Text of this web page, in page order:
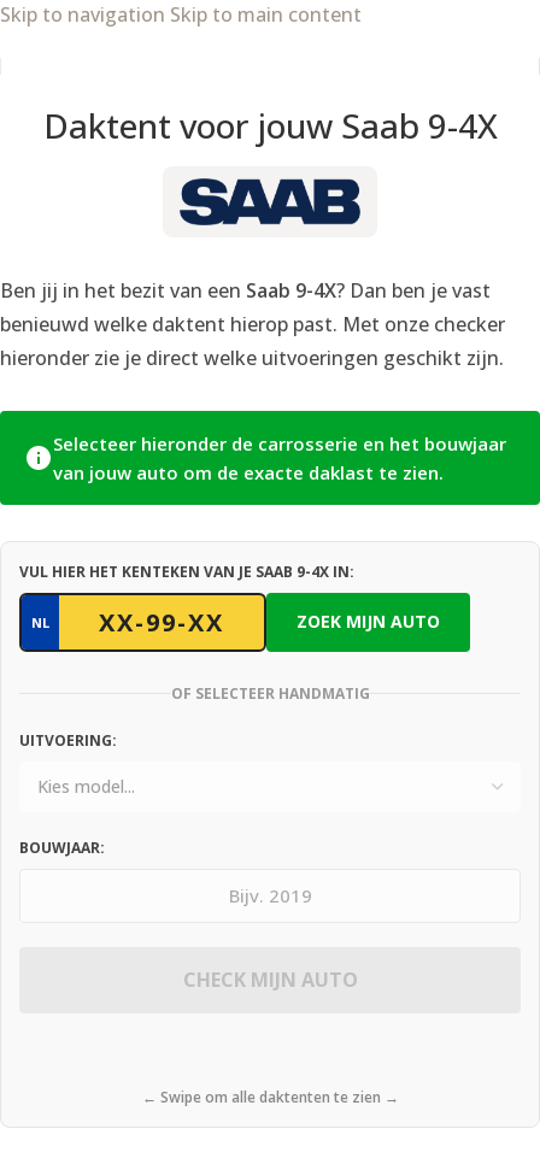
Skip to navigation Skip to main content
Daktent voor jouw Saab 9-4X
Ben jij in het bezit van een Saab 9-4X? Dan ben je vast
benieuwd welke daktent hierop past. Met onze checker
hieronder zie je direct welke uitvoeringen geschikt zijn.
Selecteer hieronder de carrosserie en het bouwjaar
van jouw auto om de exacte daklast te zien.
VUL HIER HET KENTEKEN VAN JE SAAB 9-4X IN:
NL ZOEK MIJN AUTO
OF SELECTEER HANDMATIG
UITVOERING:
BOUWJAAR:
CHECK MIJN AUTO
← Swipe om alle daktenten te zien →